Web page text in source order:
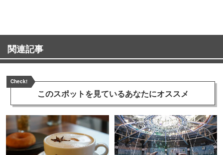
関連記事
Check!
このスポットを見ているあなたにオススメ